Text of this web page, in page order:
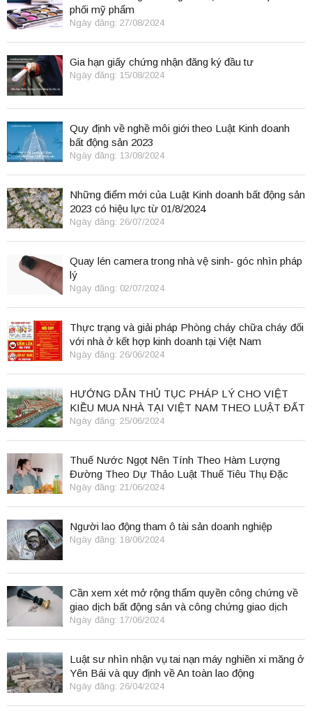
phối mỹ phẩm
Ngày đăng: 27/08/2024
Gia hạn giấy chứng nhận đăng ký đầu tư
Ngày đăng: 15/08/2024
Quy định về nghề môi giới theo Luật Kinh doanh
bất động sản 2023
Ngày đăng: 13/08/2024
Những điểm mới của Luật Kinh doanh bất động sản
2023 có hiệu lực từ 01/8/2024
Ngày đăng: 26/07/2024
Quay lén camera trong nhà vệ sinh- góc nhìn pháp
lý
Ngày đăng: 02/07/2024
Thực trạng và giải pháp Phòng cháy chữa cháy đối
với nhà ở kết hợp kinh doanh tại Việt Nam
Ngày đăng: 26/06/2024
HƯỚNG DẪN THỦ TỤC PHÁP LÝ CHO VIỆT
KIỀU MUA NHÀ TẠI VIỆT NAM THEO LUẬT ĐẤT
ĐAI 2024
Ngày đăng: 25/06/2024
Thuế Nước Ngọt Nên Tính Theo Hàm Lượng
Đường Theo Dự Thảo Luật Thuế Tiêu Thụ Đặc
Biệt
Ngày đăng: 21/06/2024
Người lao động tham ô tài sản doanh nghiệp
Ngày đăng: 18/06/2024
Cần xem xét mở rộng thẩm quyền công chứng về
giao dịch bất động sản và công chứng giao dịch
điện tử.
Ngày đăng: 17/06/2024
Luật sư nhìn nhận vụ tai nạn máy nghiền xi măng ở
Yên Bái và quy định về An toàn lao động
Ngày đăng: 26/04/2024